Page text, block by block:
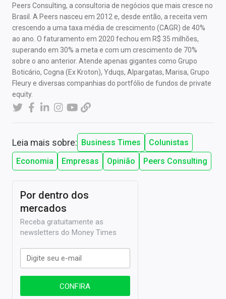
Peers Consulting, a consultoria de negócios que mais cresce no
Brasil. A Peers nasceu em 2012 e, desde então, a receita vem
crescendo a uma taxa média de crescimento (CAGR) de 40%
ao ano. O faturamento em 2020 fechou em R$ 35 milhões,
superando em 30% a meta e com um crescimento de 70%
sobre o ano anterior. Atende apenas gigantes como Grupo
Boticário, Cogna (Ex Kroton), Yduqs, Alpargatas, Marisa, Grupo
Fleury e diversas companhias do portfólio de fundos de private
equity.
Leia mais sobre: Business Times
Colunistas
Economia
Empresas Opinião Peers Consulting
Por dentro dos
mercados
Receba gratuitamente as
newsletters do Money Times